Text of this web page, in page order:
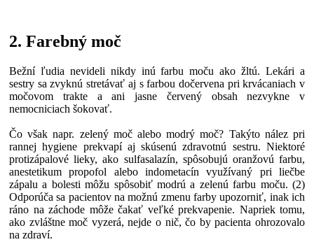
2. Farebný moč
Bežní ľudia nevideli nikdy inú farbu moču ako žltú. Lekári a
sestry sa zvyknú stretávať aj s farbou dočervena pri krvácaniach v
močovom trakte a ani jasne červený obsah nezvykne v
nemocniciach šokovať.
Čo však napr. zelený moč alebo modrý moč? Takýto nález pri
rannej hygiene prekvapí aj skúsenú zdravotnú sestru. Niektoré
protizápalové lieky, ako sulfasalazín, spôsobujú oranžovú farbu,
anestetikum propofol alebo indometacín využívaný pri liečbe
zápalu a bolesti môžu spôsobiť modrú a zelenú farbu moču. (2)
Odporúča sa pacientov na možnú zmenu farby upozorniť, inak ich
ráno na záchode môže čakať veľké prekvapenie. Napriek tomu,
ako zvláštne moč vyzerá, nejde o nič, čo by pacienta ohrozovalo
na zdraví.